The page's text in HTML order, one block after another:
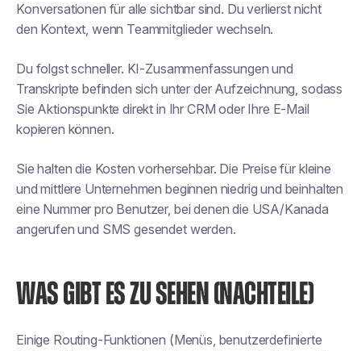
Konversationen für alle sichtbar sind. Du verlierst nicht
den Kontext, wenn Teammitglieder wechseln.
Du folgst schneller. KI-Zusammenfassungen und
Transkripte befinden sich unter der Aufzeichnung, sodass
Sie Aktionspunkte direkt in Ihr CRM oder Ihre E-Mail
kopieren können.
Sie halten die Kosten vorhersehbar. Die Preise für kleine
und mittlere Unternehmen beginnen niedrig und beinhalten
eine Nummer pro Benutzer, bei denen die USA/Kanada
angerufen und SMS gesendet werden.
WAS GIBT ES ZU SEHEN (NACHTEILE)
Einige Routing-Funktionen (Menüs, benutzerdefinierte